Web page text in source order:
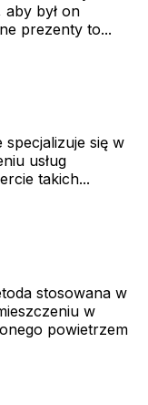
aby był on
prezenty to...
się w
usług
takich...
stosowana w
w
powietrzem